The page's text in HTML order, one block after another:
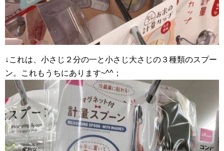
↓これは、小さじ２分の一と小さじ大さじの３種類のスプー
ン。これもうちにあります~^^；